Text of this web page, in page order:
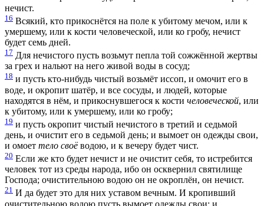
нечист.
16 Всякий, кто прикоснётся на поле к убитому мечом, или к
умершему, или к кости человеческой, или ко гробу, нечист
будет семь дней.
17 Для нечистого пусть возьмут пепла той сожжённой жертвы
за грех и нальют на него живой воды в сосуд;
18 и пусть кто-нибудь чистый возьмёт иссоп, и омочит его в
воде, и окропит шатёр, и все сосуды, и людей, которые
находятся в нём, и прикоснувшегося к кости человеческой, или
к убитому, или к умершему, или ко гробу;
19 и пусть окропит чистый нечистого в третий и седьмой
день, и очистит его в седьмой день; и вымоет он одежды свои,
и омоет тело своёводою, и к вечеру будет чист.
20 Если же кто будет нечист и не очистит себя, то истребится
человек тот из среды народа, ибо он осквернил святилище
Господа; очистительною водою он не окроплён, он нечист.
21 И да будет это для них уставом вечным. И кропивший
очистительною водою пусть вымоет одежды свои; и